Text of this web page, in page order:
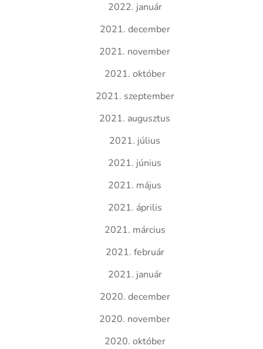
2022. január
2021. december
2021. november
2021. október
2021. szeptember
2021. augusztus
2021. július
2021. június
2021. május
2021. április
2021. március
2021. február
2021. január
2020. december
2020. november
2020. október